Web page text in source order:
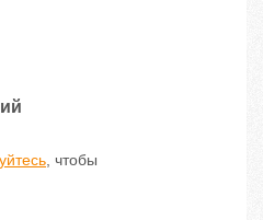
, чтобы